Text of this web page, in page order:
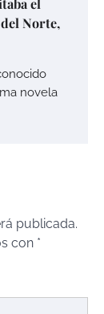
el
Norte,
novela
publicada.
con *